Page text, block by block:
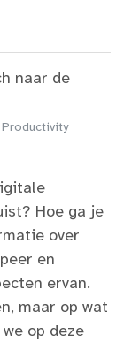
naar de
Hoe ga je
over
en
ervan.
maar op wat
op deze